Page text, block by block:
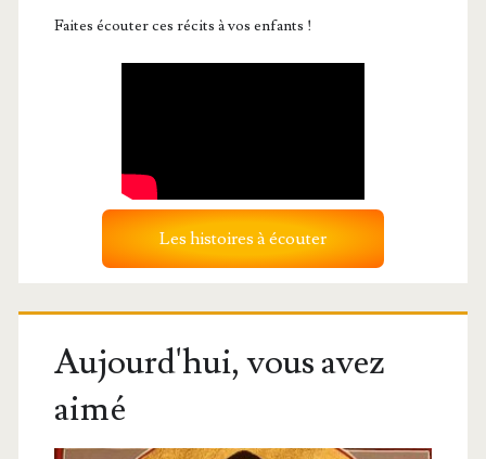
Faites écouter ces récits à vos enfants !
Les histoires à écouter
Aujourd'hui, vous avez
aimé